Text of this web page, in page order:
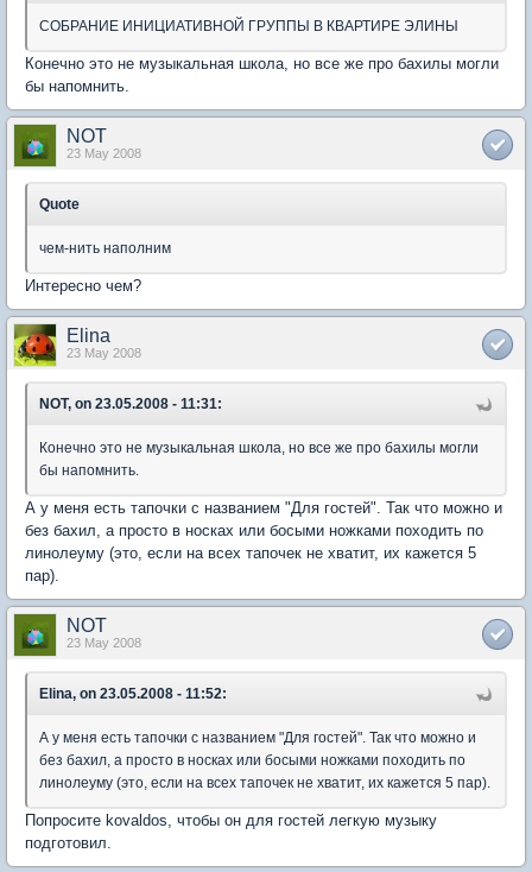
СОБРАНИЕ ИНИЦИАТИВНОЙ ГРУППЫ В КВАРТИРЕ ЭЛИНЫ
Конечно это не музыкальная школа, но все же про бахилы могли
бы напомнить.
NOT
23 May 2008
Quote
чем-нить наполним
Интересно чем?
Elina
23 May 2008
NOT, on 23.05.2008 - 11:31:
Конечно это не музыкальная школа, но все же про бахилы могли
бы напомнить.
А у меня есть тапочки с названием "Для гостей". Так что можно и
без бахил, а просто в носках или босыми ножками походить по
линолеуму (это, если на всех тапочек не хватит, их кажется 5
пар).
NOT
23 May 2008
Elina, on 23.05.2008 - 11:52:
А у меня есть тапочки с названием "Для гостей". Так что можно и
без бахил, а просто в носках или босыми ножками походить по
линолеуму (это, если на всех тапочек не хватит, их кажется 5 пар).
Попросите kovaldos, чтобы он для гостей легкую музыку
подготовил.